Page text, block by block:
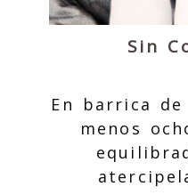
Sin
En barrica
menos